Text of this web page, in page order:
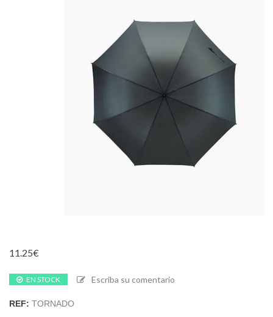
11.25€
EN STOCK Escriba su comentario
REF: TORNADO